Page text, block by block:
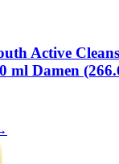
Active
ml Damen